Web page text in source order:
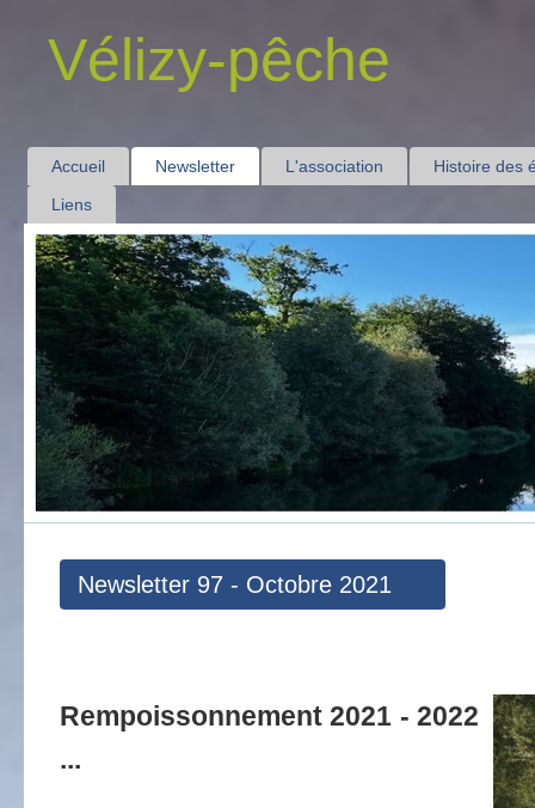
Vélizy-pêche
Accueil Newsletter L'association
Histoire des
Liens
Newsletter 97 - Octobre 2021
Rempoissonnement 2021 - 2022
...